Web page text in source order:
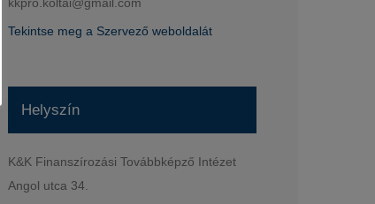
Tekintse meg a Szervező weboldalát
Helyszín
K&K Finanszírozási Továbbképző Intézet
Angol utca 34.